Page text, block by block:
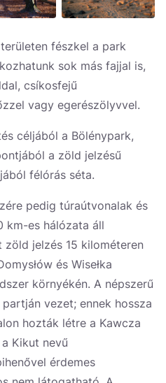
fészkel a park
sok más fajjal is,
csíkosfejű
vagy egerészölyvvel.
céljából a Bölénypark,
a zöld jelzésű
félórás séta.
pedig túraútvonalak és
km-es hálózata áll
jelzés 15 kilométeren
és Wisełka
környékén. A népszerű
vezet; ennek hossza
hozták létre a Kawcza
Kikut nevű
érdemes